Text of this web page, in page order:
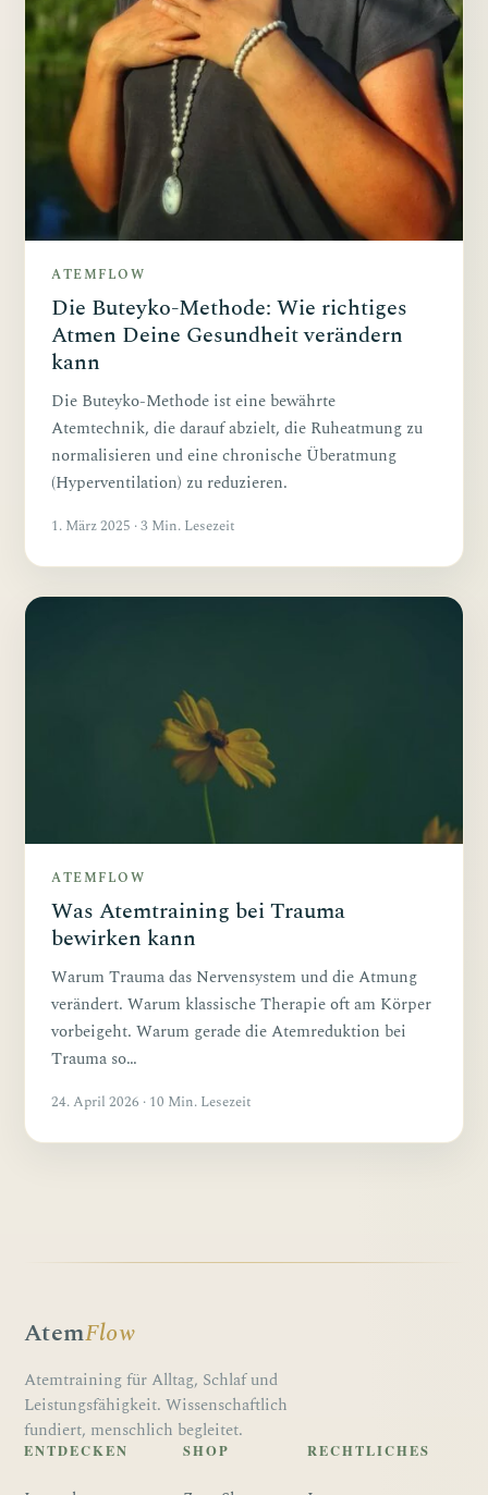
ATEMFLOW
Die Buteyko-Methode: Wie richtiges
Atmen Deine Gesundheit verändern
kann
Die Buteyko-Methode ist eine bewährte
Atemtechnik, die darauf abzielt, die Ruheatmung zu
normalisieren und eine chronische Überatmung
(Hyperventilation) zu reduzieren.
1. März 2025 · 3 Min. Lesezeit
ATEMFLOW
Was Atemtraining bei Trauma
bewirken kann
Warum Trauma das Nervensystem und die Atmung
verändert. Warum klassische Therapie oft am Körper
vorbeigeht. Warum gerade die Atemreduktion bei
Trauma so…
24. April 2026 · 10 Min. Lesezeit
AtemFlow
Atemtraining für Alltag, Schlaf und
Leistungsfähigkeit. Wissenschaftlich
fundiert, menschlich begleitet.
ENTDECKEN SHOP RECHTLICHES